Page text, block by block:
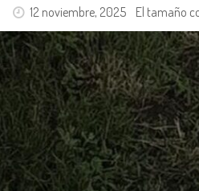
12 noviembre, 2025 El tamaño